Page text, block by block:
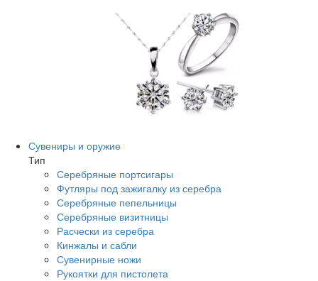
Сувениры и оружие
Тип
Серебряные портсигары
Футляры под зажигалку из серебра
Серебряные пепельницы
Серебряные визитницы
Расчески из серебра
Кинжалы и сабли
Сувенирные ножи
Рукоятки для пистолета